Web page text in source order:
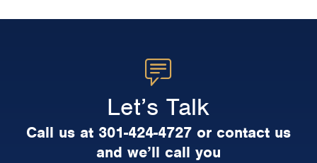
Let’s Talk
Call us at 301-424-4727 or contact us
and we’ll call you